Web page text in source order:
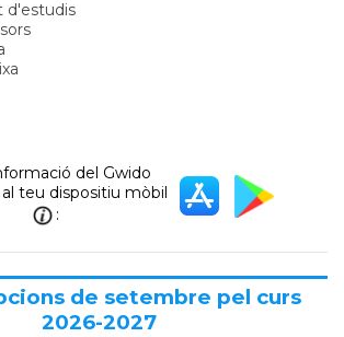
d'estudis
del Gwido
teu dispositiu mòbil
:
de setembre pel curs
2026-2027